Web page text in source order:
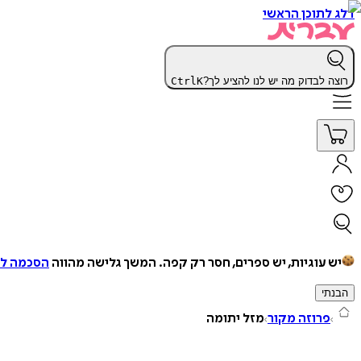
דלג לתוכן הראשי
רוצה לבדוק מה יש לנו להציע לך? CtrlK
יש עוגיות, יש ספרים, חסר רק קפה. המשך גלישה מהווה הסכמה
הבנתי
פרוזה מקור מזל יתומה